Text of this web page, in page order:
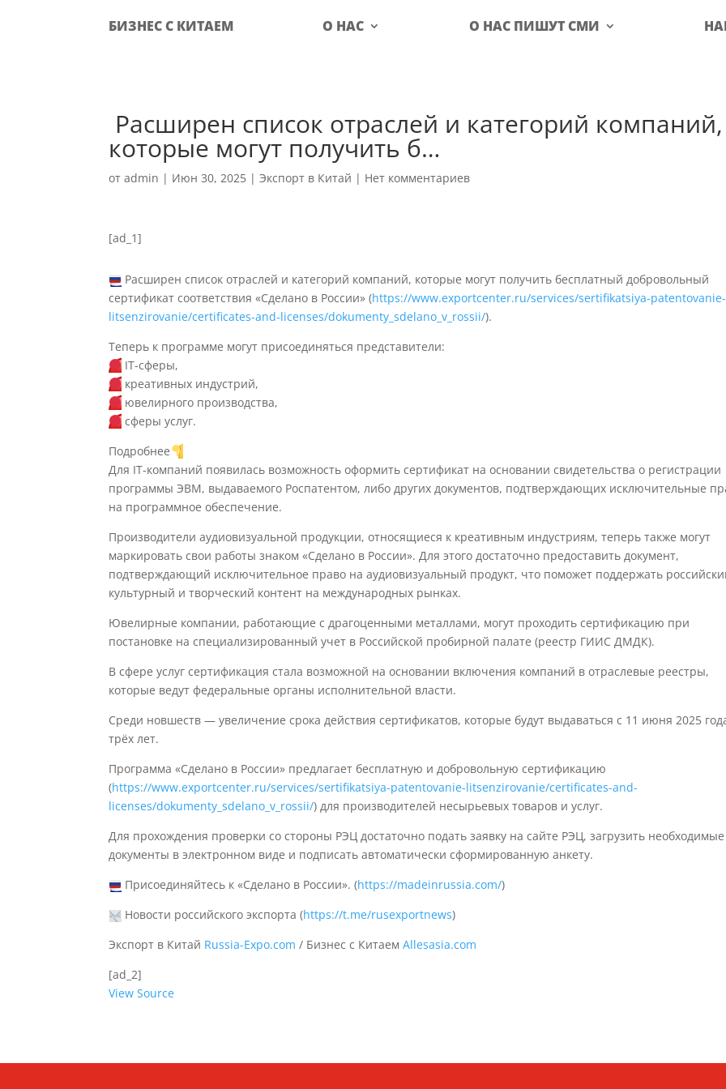
БИЗНЕС С КИТАЕМ О НАС О НАС ПИШУТ СМИ
‍ Расширен список отраслей и категорий компаний,
которые могут получить б…
отadmin | Июн 30, 2025 |Экспорт в Китай | Нет комментариев
[ad_1]
Расширен список отраслей и категорий компаний, которые могут получить бесплатный добровольный
сертификат соответствия «Сделано в России» (https://www.exportcenter.ru/services/sertifikatsiya-patentovanie-
litsenzirovanie/certificates-and-licenses/dokumenty_sdelano_v_rossii/).
Теперь к программе могут присоединяться представители:
IT-сферы,
креативных индустрий,
ювелирного производства,
сферы услуг.
Подробнее
Для IT-компаний появилась возможность оформить сертификат на основании свидетельства о регистрации
программы ЭВМ, выдаваемого Роспатентом, либо других документов, подтверждающих исключительные
на программное обеспечение.
Производители аудиовизуальной продукции, относящиеся к креативным индустриям, теперь также могут
маркировать свои работы знаком «Сделано в России». Для этого достаточно предоставить документ,
подтверждающий исключительное право на аудиовизуальный продукт, что поможет поддержать
культурный и творческий контент на международных рынках.
Ювелирные компании, работающие с драгоценными металлами, могут проходить сертификацию при
постановке на специализированный учет в Российской пробирной палате (реестр ГИИС ДМДК).
В сфере услуг сертификация стала возможной на основании включения компаний в отраслевые реестры,
которые ведут федеральные органы исполнительной власти.
Среди новшеств — увеличение срока действия сертификатов, которые будут выдаваться с 11 июня 2025
трёх лет.
Программа «Сделано в России» предлагает бесплатную и добровольную сертификацию
(https://www.exportcenter.ru/services/sertifikatsiya-patentovanie-litsenzirovanie/certificates-and-
licenses/dokumenty_sdelano_v_rossii/) для производителей несырьевых товаров и услуг.
Для прохождения проверки со стороны РЭЦ достаточно подать заявку на сайте РЭЦ, загрузить необходимые
документы в электронном виде и подписать автоматически сформированную анкету.
Присоединяйтесь к «Сделано в России». (https://madeinrussia.com/)
Новости российского экспорта (https://t.me/rusexportnews)
Экспорт в Китай Russia-Expo.com / Бизнес с КитаемAllesasia.com
[ad_2]
View Source